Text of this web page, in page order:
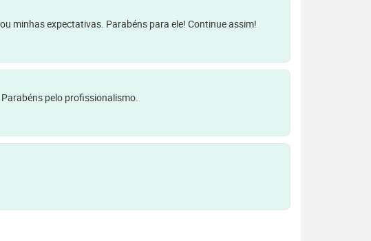
minhas expectativas. Parabéns para ele! Continue assim!
pelo profissionalismo.